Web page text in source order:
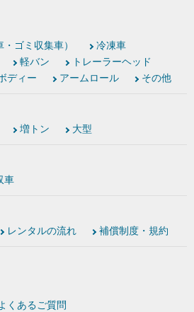
ゴミ収集車）
冷凍車
軽バン
トレーラーヘッド
ディー アームロール その他
増トン 大型
車
レンタルの流れ 補償制度・規約
くあるご質問